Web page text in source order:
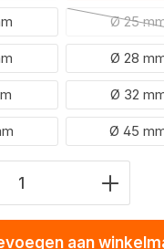
Ø 25
Ø 28
Ø 32
Ø 45
product:
aan